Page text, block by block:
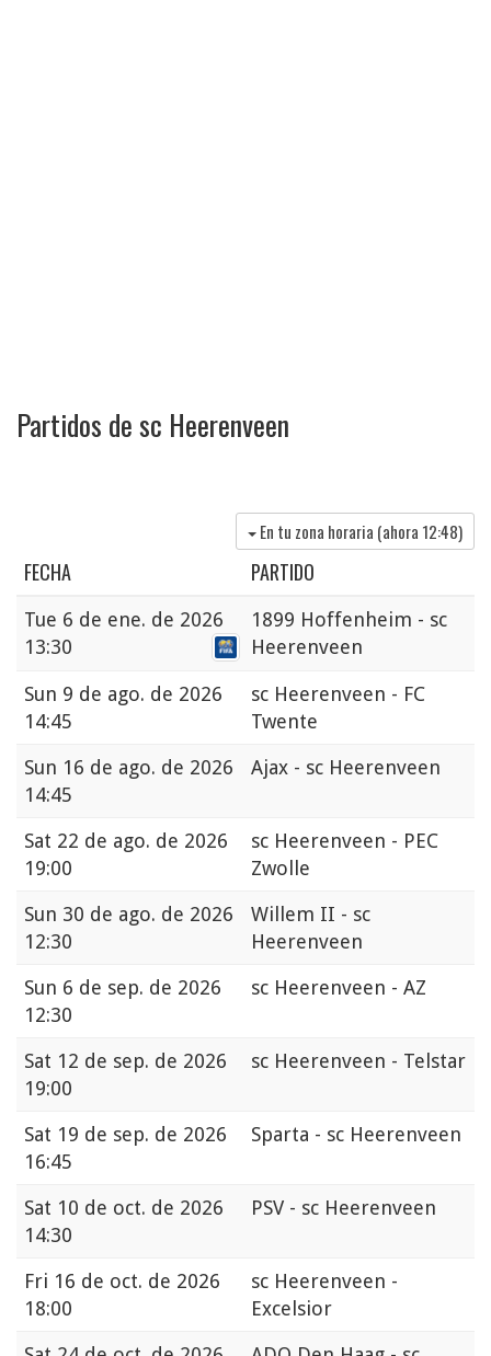
Partidos de sc Heerenveen
En tu zona horaria (ahora 12:48)
FECHA PARTIDO
Tue 6 de ene. de 2026
13:30
1899 Hoffenheim - sc
Heerenveen
Sun 9 de ago. de 2026
14:45
sc Heerenveen - FC
Twente
Sun 16 de ago. de 2026
14:45
Ajax - sc Heerenveen
Sat 22 de ago. de 2026
19:00
sc Heerenveen - PEC
Zwolle
Sun 30 de ago. de 2026
12:30
Willem II - sc
Heerenveen
Sun 6 de sep. de 2026
12:30
sc Heerenveen - AZ
Sat 12 de sep. de 2026
19:00
sc Heerenveen - Telstar
Sat 19 de sep. de 2026
16:45
Sparta - sc Heerenveen
Sat 10 de oct. de 2026
14:30
PSV - sc Heerenveen
Fri 16 de oct. de 2026
18:00
sc Heerenveen -
Excelsior